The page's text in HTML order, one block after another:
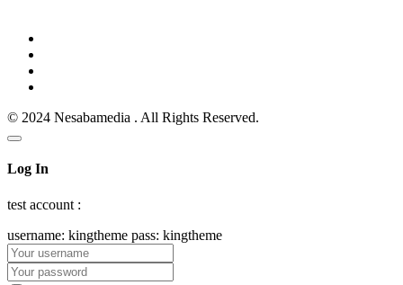
© 2024 Nesabamedia . All Rights Reserved.
Log In
test account :
username: kingtheme pass: kingtheme